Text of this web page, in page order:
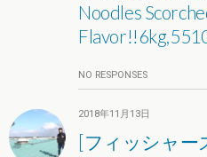
Noodles
NO RESPONSES
2018年11月13日
[フィッシャー